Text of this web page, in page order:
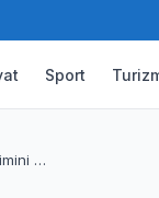
Sport
…